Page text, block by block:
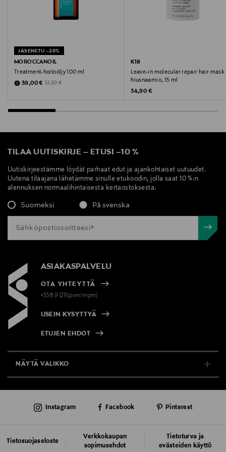
Valmistajan osoite
Digitaalinen osoite
info@idawargbeauty.se
JÄSENETU –26%
MOROCCANOIL
Treatment-hoitoöljy 100 ml
Discounted Price
39,00 € Original Price
52,50 €
K18
Leave-in molecular repair hair mask
hiusnaamio, 15 ml
Original Price
34,90 €
TILAA UUTISKIRJE – ETUSI –10 %
Uutiskirjeestämme löydät parhaat edut ja ajankohtaiset uutuudet.
Uutena tilaajana lähetämme sinulle etukoodin, jolla saat 10 %:n
alennuksen normaalihintaisesta kertaostoksesta.
Suomeksi På svenska
ASIAKASPALVELU
OTA YHTEYTTÄ
+358 9 1211(pvm/mpm)
USEIN KYSYTTYÄ
ETUJEN EHDOT
NÄYTÄ VALIKKO
AJANKOHTAISTA
Tietosuojaseloste
Verkkokaupan
sopimusehdot
Tietoturva ja
evästeiden käyttö
Instagram Facebook Pinterest